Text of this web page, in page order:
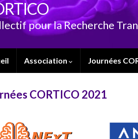
pour la Recherche
Association Journées
CORTICO 2021